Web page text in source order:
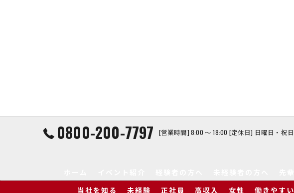
0800-200-7797 [営業時間] 8:00 ～ 18:00 [定休日] 日曜日・祝日
当社を知る
未経験 正社員 高収入 女性 働きやすい